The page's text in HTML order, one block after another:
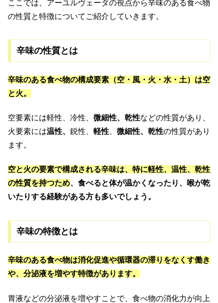
ここでは、アーユルヴェーダの視点から辛味のある食べ物
の性質と特徴についてご紹介していきます。
辛味の性質とは
辛味のある食べ物の構成要素（空・風・火・水・土）は空
と火。
空要素には軽性、冷性、 微細性、乾性などの性質があり、
火要素には温性、 鋭性、 軽性 微細性、乾性の性質があり
ます。
空と火の要素で構成される辛味は、特に軽性、温性、乾性
の性質を持つため、食べると体が温かくなったり、喉が乾
いたりする経験がある方も多いでしょう。
辛味の特徴とは
辛味のある食べ物は消化促進や循環器の滞りをなくす働き
や、分泌液を増やす特徴があります。
胃液などの分泌液を増やすことで、食べ物の消化力が向上